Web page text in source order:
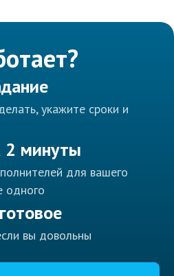
укажите сроки и
2 минуты
для вашего
одного
вы довольны